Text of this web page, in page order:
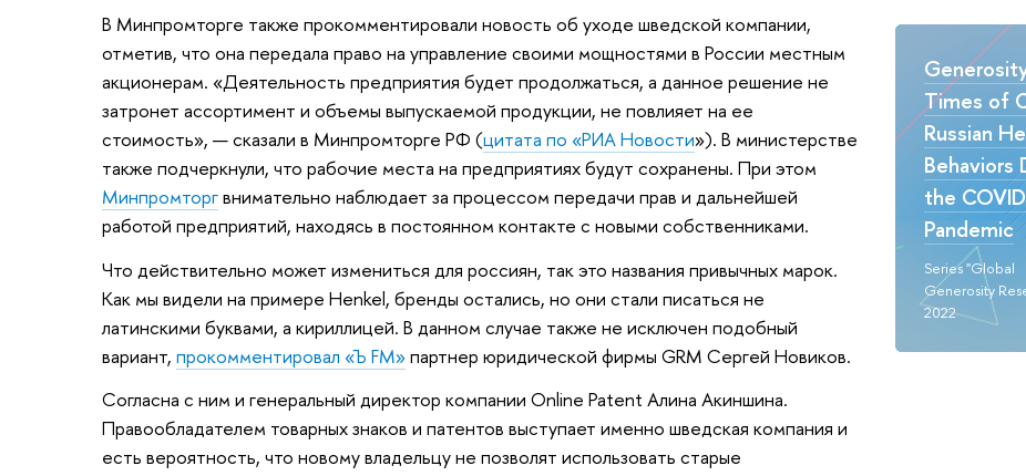
Times of
Russian
Behaviors
the
Pandemic
Series "Global
Generosity
2022
В Минпромторге также прокомментировали новость об уходе шведской компании,
отметив, что она передала право на управление своими мощностями в России местным
акционерам. «Деятельность предприятия будет продолжаться, а данное решение не
затронет ассортимент и объемы выпускаемой продукции, не повлияет на ее
стоимость», — сказали в Минпромторге РФ (цитата по «РИА Новости»). В министерстве
также подчеркнули, что рабочие места на предприятиях будут сохранены. При этом
Минпромторгвнимательно наблюдает за процессом передачи прав и дальнейшей
работой предприятий, находясь в постоянном контакте с новыми собственниками.
Что действительно может измениться для россиян, так это названия привычных марок.
Как мы видели на примере Henkel, бренды остались, но они стали писаться не
латинскими буквами, а кириллицей. В данном случае также не исключен подобный
вариант, прокомментировал «Ъ FM»партнер юридической фирмы GRM Сергей Новиков.
Согласна с ним и генеральный директор компании Online Patent Алина Акиншина.
Правообладателем товарных знаков и патентов выступает именно шведская компания и
есть вероятность, что новому владельцу не позволят использовать старые